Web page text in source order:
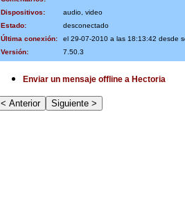
Dispositivos:
audio, video
Estado:
desconectado
Última conexión:
el 29-07-2010 a las 18:13:42 desde
Versión:
7.50.3
Enviar un mensaje offline a Hectoria